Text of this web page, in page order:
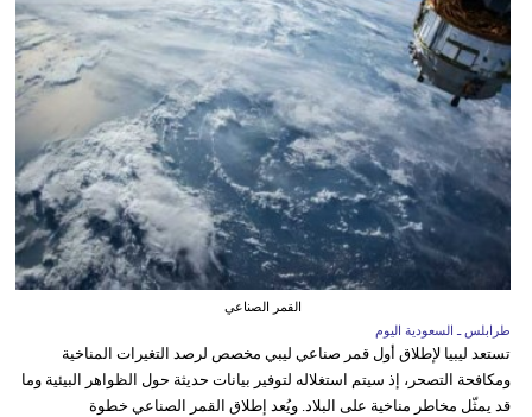
القمر الصناعي
طرابلس ـ السعودية اليوم
تستعد ليبيا لإطلاق أول قمر صناعي ليبي مخصص لرصد التغيرات المناخية
ومكافحة التصحر، إذ سيتم استغلاله لتوفير بيانات حديثة حول الظواهر البيئية وما
قد يمثّل مخاطر مناخية على البلاد. ويُعد إطلاق القمر الصناعي خطوة